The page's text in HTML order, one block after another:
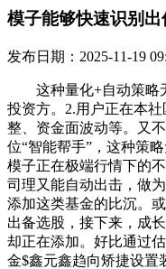
模子能够快速识别
发布日期：2025-11-19
这种量化+自动策略无
投资方。2.用户正在本
整、资金面波动等。又
位“智能帮手”，这种策
模子正在极端行情下的
司理又能自动出击，做
添加这类基金的比沉。
出备选股，接下来，成
却正在添加。好比通过
金$鑫元鑫趋向矫捷设置